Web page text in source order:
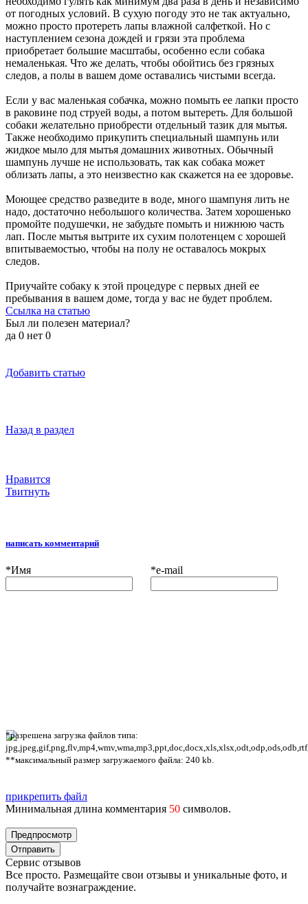
от погодных условий. В сухую погоду это не так актуально,
можно просто протереть лапы влажной салфеткой. Но с
наступлением сезона дождей и грязи эта проблема
приобретает большие масштабы, особенно если собака
немаленькая. Что же делать, чтобы обойтись без грязных
следов, а полы в вашем доме оставались чистыми всегда.
Если у вас маленькая собачка, можно помыть ее лапки просто
в раковине под струей воды, а потом вытереть. Для большой
собаки желательно приобрести отдельный тазик для мытья.
Также необходимо прикупить специальный шампунь или
жидкое мыло для мытья домашних животных. Обычный
шампунь лучше не использовать, так как собака может
облизать лапы, а это неизвестно как скажется на ее здоровье.
Моющее средство разведите в воде, много шампуня лить не
надо, достаточно небольшого количества. Затем хорошенько
промойте подушечки, не забудьте помыть и нижнюю часть
лап. После мытья вытрите их сухим полотенцем с хорошей
впитываемостью, чтобы на полу не оставалось мокрых
следов.
Приучайте собаку к этой процедуре с первых дней ее
пребывания в вашем доме, тогда у вас не будет проблем.
Ссылка на статью
Был ли полезен материал?
да 0 нет 0
Добавить статью
Назад в раздел
Нравится
Твитнуть
написать комментарий
*Имя *e-mail
*разрешена загрузка файлов типа:
**максимальный размер загружаемого файла: 240 kb.
прикрепить файл
Минимальная длина комментария 50 символов.
Сервис отзывов
Все просто. Размещайте свои отзывы и уникальные фото, и
получайте вознаграждение.